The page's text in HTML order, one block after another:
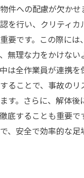
件への配慮が欠かせ
を行い、クリティ
要です。この際には
無理な力をかけない
は全作業員が連携を
ることで、事故のリ
す。さらに、解体後
底することも重要で
、安全で効率的な足